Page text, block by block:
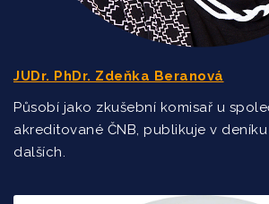
JUDr. PhDr. Zdeňka Beranová
Působí jako zkušební komisař u
akreditované ČNB, publikuje v deníku
dalších.